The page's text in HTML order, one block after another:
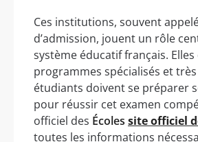
Ces institutions, souvent
d’admission, jouent un rôle
système éducatif français.
programmes spécialisés et
étudiants doivent se préparer
pour réussir cet examen
officiel des Écoles site officiel
toutes les informations